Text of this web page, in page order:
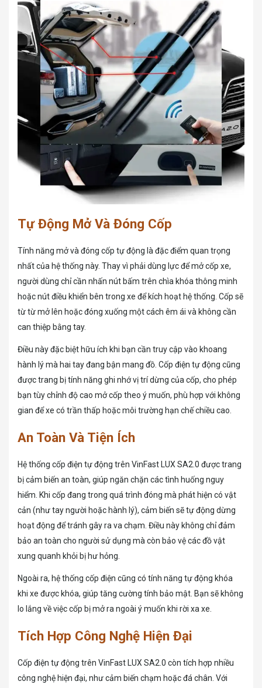
Tự Động Mở Và Đóng Cốp
Tính năng mở và đóng cốp tự động là đặc điểm quan trọng
nhất của hệ thống này. Thay vì phải dùng lực để mở cốp xe,
người dùng chỉ cần nhấn nút bấm trên chìa khóa thông minh
hoặc nút điều khiển bên trong xe để kích hoạt hệ thống. Cốp sẽ
từ từ mở lên hoặc đóng xuống một cách êm ái và không cần
can thiệp bằng tay.
Điều này đặc biệt hữu ích khi bạn cần truy cập vào khoang
hành lý mà hai tay đang bận mang đồ. Cốp điện tự động cũng
được trang bị tính năng ghi nhớ vị trí dừng của cốp, cho phép
bạn tùy chỉnh độ cao mở cốp theo ý muốn, phù hợp với không
gian để xe có trần thấp hoặc môi trường hạn chế chiều cao.
An Toàn Và Tiện Ích
Hệ thống cốp điện tự động trên VinFast LUX SA2.0 được trang
bị cảm biến an toàn, giúp ngăn chặn các tình huống nguy
hiểm. Khi cốp đang trong quá trình đóng mà phát hiện có vật
cản (như tay người hoặc hành lý), cảm biến sẽ tự động dừng
hoạt động để tránh gây ra va chạm. Điều này không chỉ đảm
bảo an toàn cho người sử dụng mà còn bảo vệ các đồ vật
xung quanh khỏi bị hư hỏng.
Ngoài ra, hệ thống cốp điện cũng có tính năng tự động khóa
khi xe được khóa, giúp tăng cường tính bảo mật. Bạn sẽ không
lo lắng về việc cốp bị mở ra ngoài ý muốn khi rời xa xe.
Tích Hợp Công Nghệ Hiện Đại
Cốp điện tự động trên VinFast LUX SA2.0 còn tích hợp nhiều
công nghệ hiện đại, như cảm biến chạm hoặc đá chân. Với